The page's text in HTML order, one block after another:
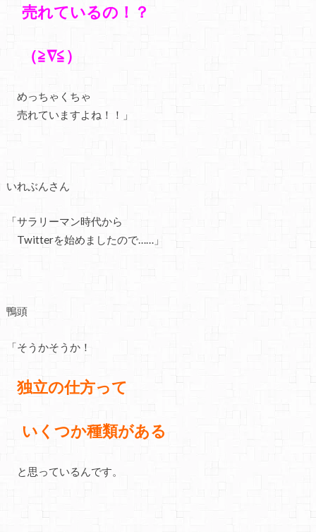
売れているの！？
（≧∇≦）
めっちゃくちゃ
売れていますよね！！」
いれぶんさん
「サラリーマン時代から
Twitterを始めましたので……」
鴨頭
「そうかそうか！
独立の仕方って
いくつか種類がある
と思っているんです。